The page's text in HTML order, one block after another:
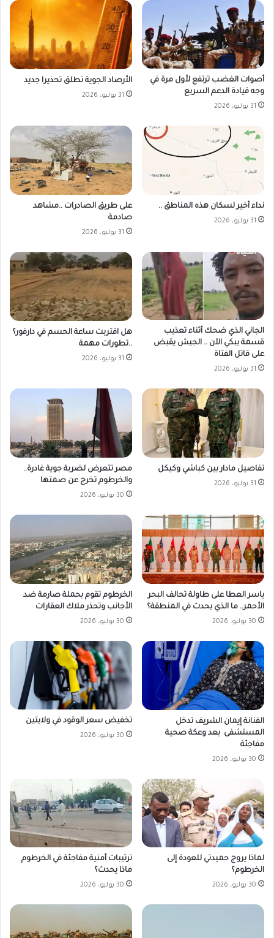
أصوات الغضب ترتفع لأول مرة في
وجه قيادة الدعم السريع
31 يوليو، 2026
الأرصاد الجوية تطلق تحذيرا جديد
31 يوليو، 2026
نداء أخير لسكان هذه المناطق ..
31 يوليو، 2026
على طريق الصادرات ..مشاهد
صادمة
31 يوليو، 2026
الجاني الذي ضحك أثناء تعذيب
قسمة يبكي الآن .. الجيش يقبض
على قاتل الفتاة
31 يوليو، 2026
هل اقتربت ساعة الحسم في دارفور؟
..تطورات مهمة
31 يوليو، 2026
تفاصيل مادار بين كباشي وكيكل
31 يوليو، 2026
مصر تتعرض لضربة جوية غادرة..
والخرطوم تخرج عن صمتها
30 يوليو، 2026
ياسر العطا على طاولة تحالف البحر
الأحمر.. ما الذي يحدث في المنطقة؟
30 يوليو، 2026
الخرطوم تقوم بحملة صارمة ضد
الأجانب وتحذر ملاك العقارات
30 يوليو، 2026
الفنانة إيمان الشريف تدخل
المستشفى بعد وعكة صحية
مفاجئة
30 يوليو، 2026
تخفيض سعر الوقود في ولايتين
30 يوليو، 2026
لماذا يروج حميدتي للعودة إلى
الخرطوم؟
30 يوليو، 2026
ترتيبات أمنية مفاجئة في الخرطوم
ماذا يحدث؟
30 يوليو، 2026